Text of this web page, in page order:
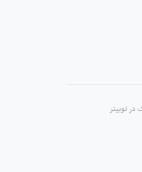
در توییتر